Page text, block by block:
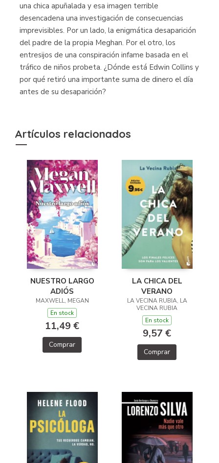
una chica apuñalada y esa imagen terrible
desencadena una investigación de consecuencias
imprevisibles. Por un lado, la enigmática desaparición
del padre de la propia Meghan. Por el otro, los
entresijos de una conspiración infame basada en el
tráfico de niños probeta. ¿Dónde está Edwin Collins y
por qué retiró una importante suma de dinero el día
antes de su desaparición?
Artículos relacionados
NUESTRO LARGO
ADIÓS
MAXWELL, MEGAN
En stock
11,49 €
Comprar
LA CHICA DEL
VERANO
LA VECINA RUBIA, LA
VECINA RUBIA
En stock
9,57 €
Comprar